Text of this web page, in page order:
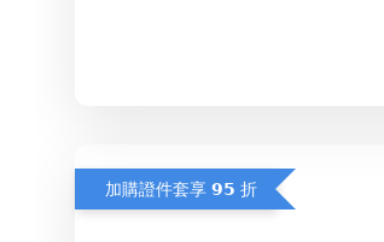
加購證件套享 𝟵𝟱 折